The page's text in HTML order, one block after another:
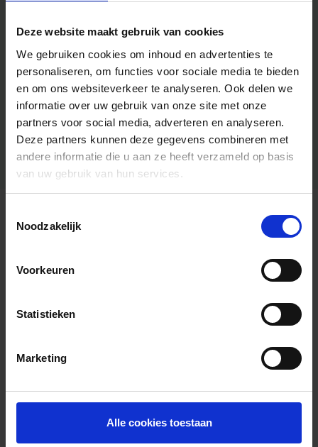
Deze website maakt gebruik van cookies
We gebruiken cookies om inhoud en advertenties te
personaliseren, om functies voor sociale media te bieden
en om ons websiteverkeer te analyseren. Ook delen we
informatie over uw gebruik van onze site met onze
partners voor social media, adverteren en analyseren.
Deze partners kunnen deze gegevens combineren met
andere informatie die u aan ze heeft verzameld op basis
van uw gebruik van hun services.
Noodzakelijk
Voorkeuren
Statistieken
Marketing
Alle cookies toestaan
Algemene informatie
Foto’s ({{photos.length}})